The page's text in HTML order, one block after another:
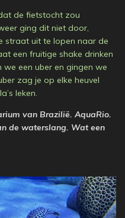
de fietstocht zou
ging dit niet door,
straat uit te lopen naar de
een fruitige shake drinken
een uber en gingen we
zag je op elke heuvel
leken.
van Brazilië. AquaRio.
de waterslang. Wat een